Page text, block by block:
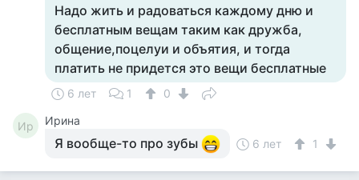
Надо жить и радоваться каждому дню и
бесплатным вещам таким как дружба,
общение,поцелуи и объятия, и тогда
платить не придется это вещи бесплатные
6 лет 1 0
Ир Ирина
Я вообще-то про зубы 6 лет 1